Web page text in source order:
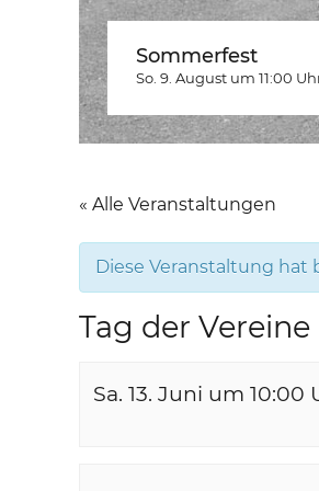
Sommerfest
So. 9. August um 11:00
« Alle Veranstaltungen
Diese Veranstaltung
Tag der Vereine
Sa. 13. Juni um 10:00